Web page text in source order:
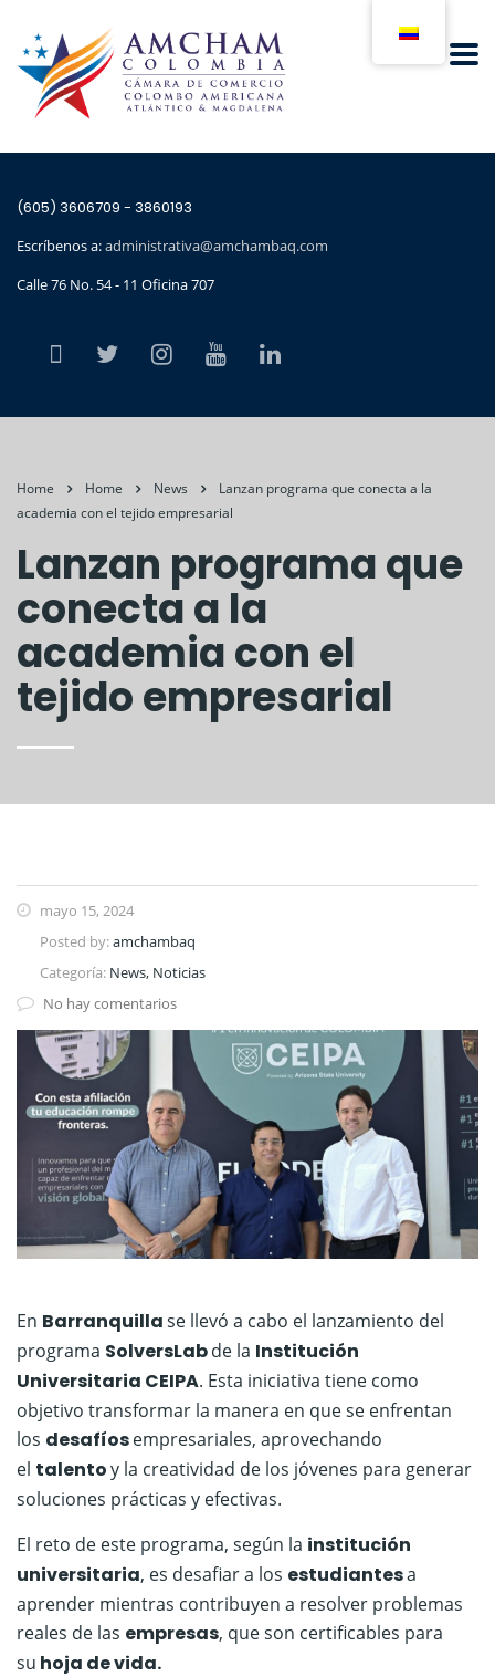
(605) 3606709 - 3860193
Escríbenos a:administrativa@amchambaq.com
Calle 76 No. 54 - 11 Oficina 707
Home Home News
Lanzan programa que conecta a la
academia con el tejido empresarial
Lanzan programa que
conecta a la
academia con el
tejido empresarial
mayo 15, 2024
Posted by:amchambaq
Categoría: News, Noticias
No hay comentarios
En Barranquillase llevó a cabo el lanzamiento del
programa SolversLabde la Institución
Universitaria CEIPA. Esta iniciativa tiene como
objetivo transformar la manera en que se enfrentan
los desafíosempresariales, aprovechando
el talentoy la creatividad de los jóvenes para generar
soluciones prácticas y efectivas.
El reto de este programa, según la institución
universitaria, es desafiar a los estudiantesa
aprender mientras contribuyen a resolver problemas
reales de las empresas, que son certificables para
su hoja de vida.